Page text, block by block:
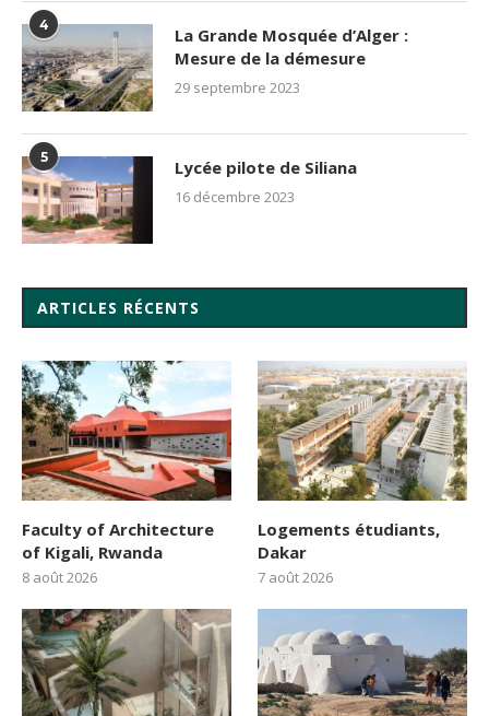
4
La Grande Mosquée d’Alger :
Mesure de la démesure
29 septembre 2023
5 Lycée pilote de Siliana
16 décembre 2023
ARTICLES RÉCENTS
Faculty of Architecture
of Kigali, Rwanda
8 août 2026
Logements étudiants,
Dakar
7 août 2026